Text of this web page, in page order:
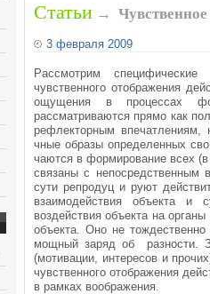
Статьи →
3 февраля 2009
Рассмотрим
чувственного отображения
ощущения в процессах
рассматриваются прямо как
рефлекторным
чные образы определенных
чаются в формирование всех
связаны с непосредственным
сути репродуц и руют
взаимодействия объекта и
воздействия объекта на
объекта. Оно не
мощный заряд об ­ разности.
(мотивации, интересов и
чувственного отображения
в рамках воображения.